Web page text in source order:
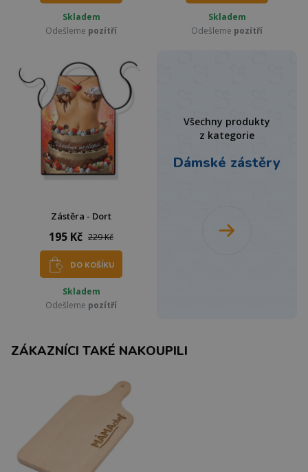
Skladem
Odešleme pozítří
Skladem
Odešleme pozítří
Zástěra - Dort
195 Kč 229 Kč
DO KOŠÍKU
Skladem
Odešleme pozítří
Všechny produkty
z kategorie
Dámské zástěry
ZÁKAZNÍCI TAKÉ NAKOUPILI